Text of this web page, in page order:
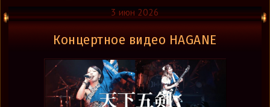
Группы
Рецензии
Интервью
Стили
Графика
3 июн 2026
Концертное видео HAGANE